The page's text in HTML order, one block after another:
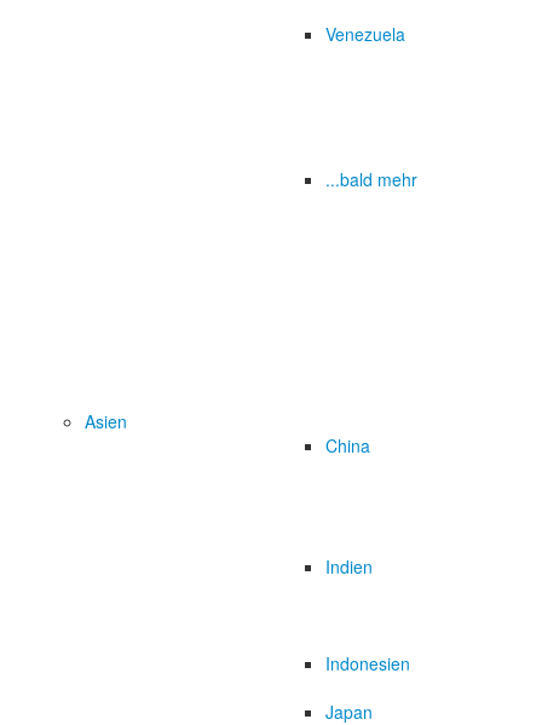
Venezuela
...bald mehr
Asien
China
Indien
Indonesien
Japan